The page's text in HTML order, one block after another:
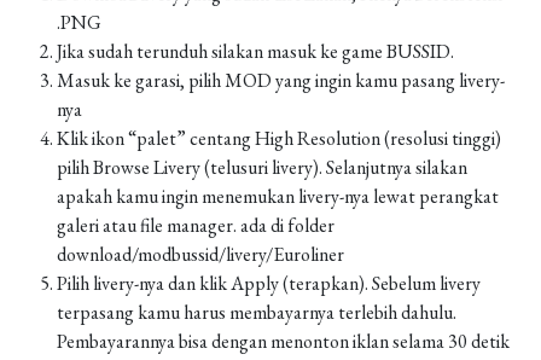
.PNG
Jika sudah terunduh silakan masuk ke game BUSSID.
Masuk ke garasi, pilih MOD yang ingin kamu pasang livery-
nya
Klik ikon “palet” centang High Resolution (resolusi tinggi)
pilih Browse Livery (telusuri livery). Selanjutnya silakan
apakah kamu ingin menemukan livery-nya lewat perangkat
galeri atau file manager. ada di folder
download/modbussid/livery/Euroliner
Pilih livery-nya dan klik Apply (terapkan). Sebelum livery
terpasang kamu harus membayarnya terlebih dahulu.
Pembayarannya bisa dengan menonton iklan selama 30 detik